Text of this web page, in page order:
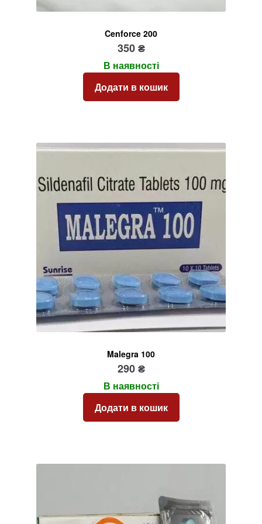
Cenforce 200
350₴
В наявності
Додати в кошик
Malegra 100
290₴
В наявності
Додати в кошик